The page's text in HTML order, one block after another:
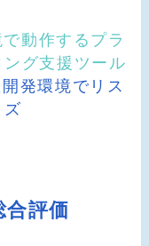
動作するプラ
グ支援ツール
発環境でリス
ズ
評価